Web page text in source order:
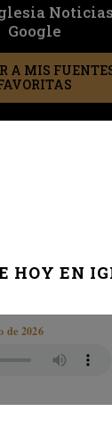
Google
A MIS
HOY EN
de 2026